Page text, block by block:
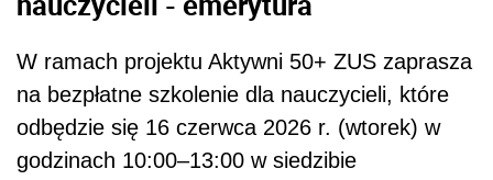
W ramach projektu Aktywni 50+ ZUS zaprasza
na bezpłatne szkolenie dla nauczycieli, które
odbędzie się 16 czerwca 2026 r. (wtorek) w
godzinach 10:00–13:00 w siedzibie